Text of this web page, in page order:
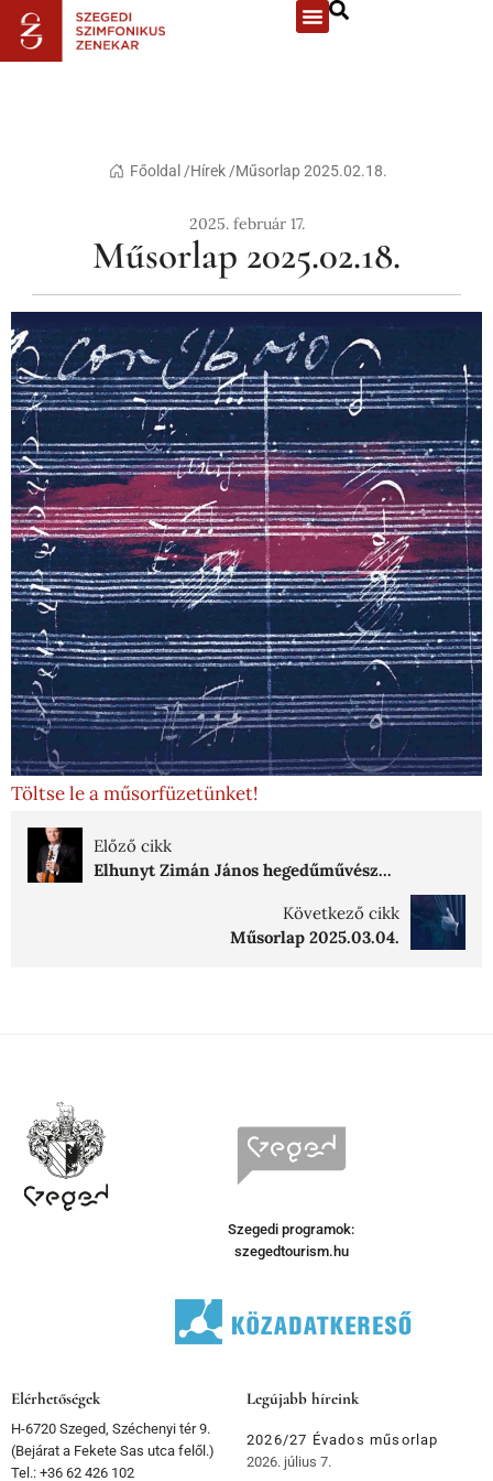
Főoldal /Hírek /Műsorlap 2025.02.18.
2025. február 17.
Műsorlap 2025.02.18.
Töltse le a műsorfüzetünket!
Előző cikk
Elhunyt Zimán János hegedűművész...
Következő cikk
Műsorlap 2025.03.04.
Szegedi programok:
szegedtourism.hu
Elérhetőségek
H-6720 Szeged, Széchenyi tér 9.
(Bejárat a Fekete Sas utca felől.)
Tel.: +36 62 426 102
Legújabb híreink
2026/27 Évados műsorlap
2026. július 7.